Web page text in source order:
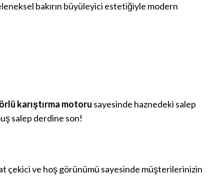
bakırın büyüleyici estetiğiyle modern
karıştırma motoru sayesinde haznedeki salep
salep derdine son!
çekici ve hoş görünümü sayesinde müşterilerinizin